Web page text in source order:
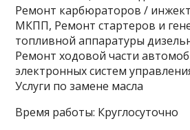
Ремонт карбюраторов /
МКПП, Ремонт стартеров и
топливной аппаратуры
Ремонт ходовой части
электронных систем
Услуги по замене масла
Время работы: Круглосуточно